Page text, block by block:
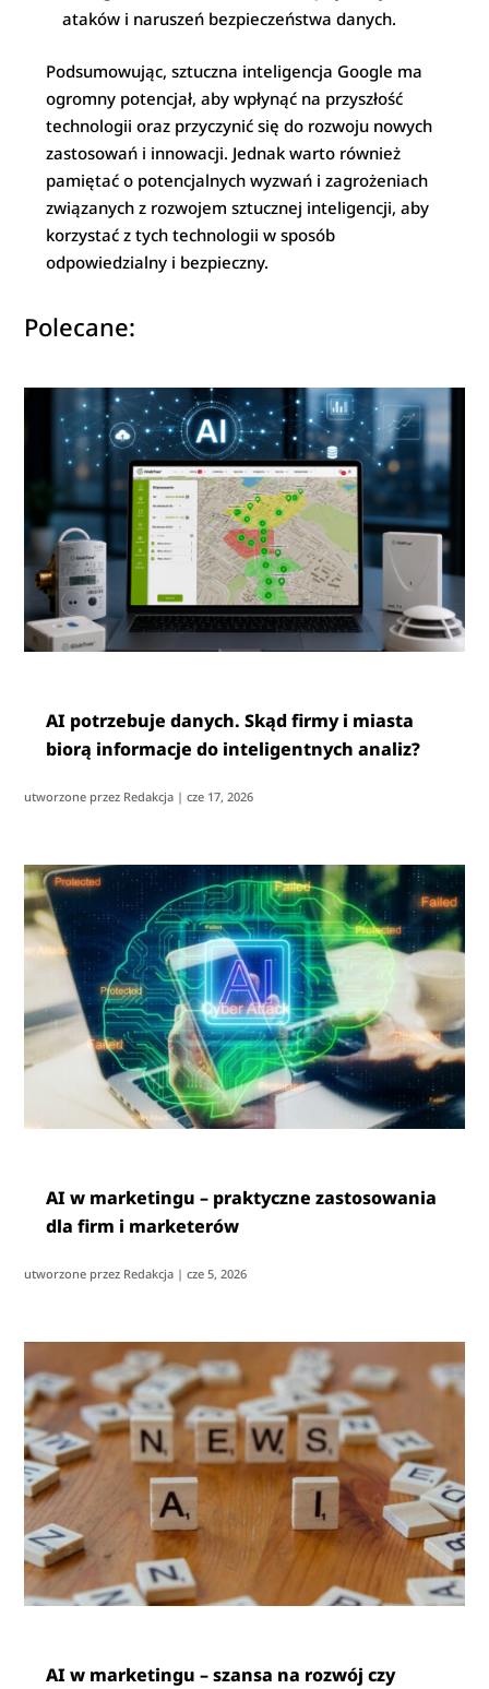
ataków i naruszeń bezpieczeństwa danych.
Podsumowując, sztuczna inteligencja Google ma
ogromny potencjał, aby wpłynąć na przyszłość
technologii oraz przyczynić się do rozwoju nowych
zastosowań i innowacji. Jednak warto również
pamiętać o potencjalnych wyzwań i zagrożeniach
związanych z rozwojem sztucznej inteligencji, aby
korzystać z tych technologii w sposób
odpowiedzialny i bezpieczny.
Polecane:
AI potrzebuje danych. Skąd firmy i miasta
biorą informacje do inteligentnych analiz?
utworzone przez Redakcja |cze 17, 2026
AI w marketingu – praktyczne zastosowania
dla firm i marketerów
utworzone przez Redakcja |cze 5, 2026
AI w marketingu – szansa na rozwój czy